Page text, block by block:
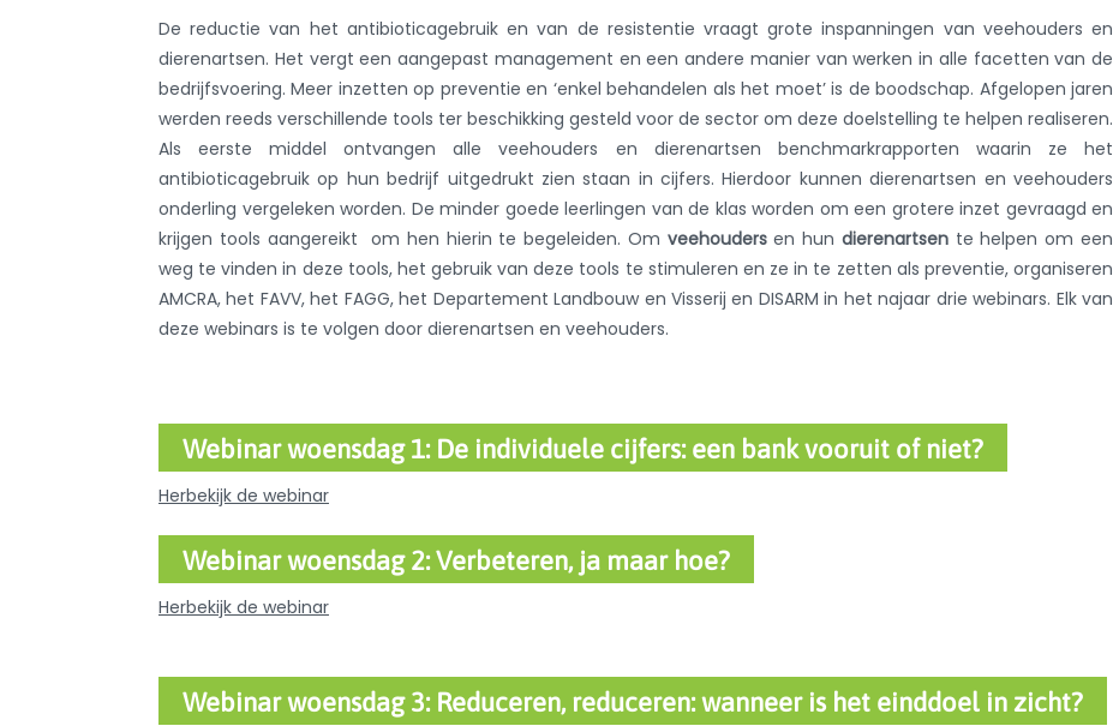
De reductie van het antibioticagebruik en van de resistentie vraagt grote inspanningen van veehouders en
dierenartsen. Het vergt een aangepast management en een andere manier van werken in alle facetten van de
bedrijfsvoering. Meer inzetten op preventie en ‘enkel behandelen als het moet’ is de boodschap. Afgelopen jaren
werden reeds verschillende tools ter beschikking gesteld voor de sector om deze doelstelling te helpen realiseren.
Als eerste middel ontvangen alle veehouders en dierenartsen benchmarkrapporten waarin ze het
antibioticagebruik op hun bedrijf uitgedrukt zien staan in cijfers. Hierdoor kunnen dierenartsen en veehouders
onderling vergeleken worden. De minder goede leerlingen van de klas worden om een grotere inzet gevraagd en
krijgen tools aangereikt om hen hierin te begeleiden. Om veehoudersen hun dierenartsente helpen om een
weg te vinden in deze tools, het gebruik van deze tools te stimuleren en ze in te zetten als preventie, organiseren
AMCRA, het FAVV, het FAGG, het Departement Landbouw en Visserij en DISARM in het najaar drie webinars. Elk van
deze webinars is te volgen door dierenartsen en veehouders.
Webinar woensdag 1: De individuele cijfers: een bank vooruit of niet?
Herbekijk de webinar
Webinar woensdag 2: Verbeteren, ja maar hoe?
Herbekijk de webinar
Webinar woensdag 3: Reduceren, reduceren: wanneer is het einddoel in zicht?